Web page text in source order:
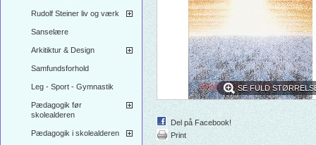
Rudolf Steiner liv og værk
Sanselære
Arkitiktur & Design
Samfundsforhold
Leg - Sport - Gymnastik
Pædagogik før
skolealderen
Pædagogik i skolealderen
SE FULD
Del på Facebook!
Print